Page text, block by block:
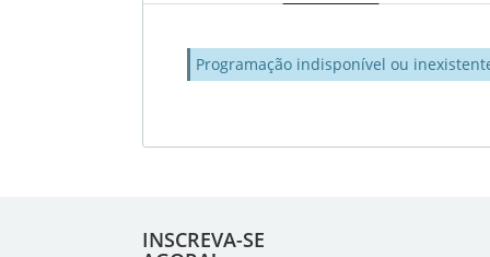
Programação indisponível ou
INSCREVA-SE